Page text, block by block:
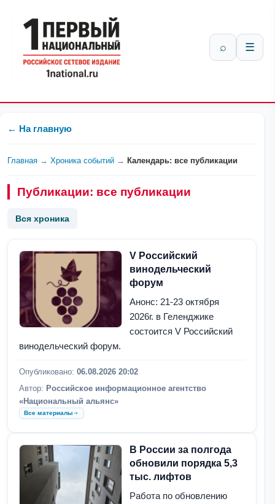
⌕ ☰
← На главную
Главная → Хроника событий → Календарь: все публикации
Публикации: все публикации
Вся хроника
V Российский
винодельческий
форум
Анонс: 21-23 октября
2026г. в Геленджике
состоится V Российский
винодельческий форум.
Опубликовано: 06.08.2026 20:02
Автор: Российское информационное агентство
«Национальный альянс»
Все материалы
В России за полгода
обновили порядка 5,3
тыс. лифтов
Работа по обновлению